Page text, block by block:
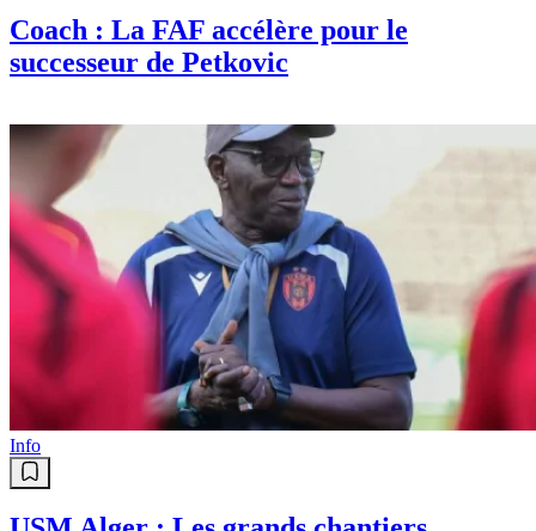
Coach : La FAF accélère pour le
successeur de Petkovic
Info